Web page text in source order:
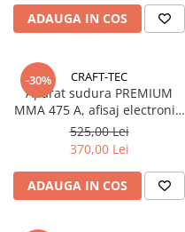
ADAUGA IN COS
-30% CRAFT-TEC
Aparat sudura PREMIUM
MMA 475 A, afisaj electronic,
cablu 12mm / 3m, valiza
transport, MX845
525,00 Lei
370,00 Lei
ADAUGA IN COS